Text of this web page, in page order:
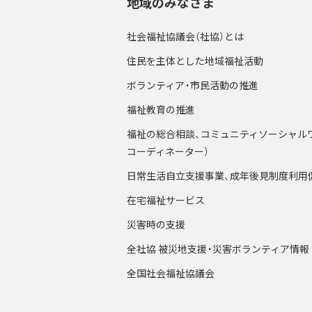
社会福祉協議会（社協）とは
住民を主体とした地域福祉活動
ボランティア・市民活動の推進
福祉教育の推進
福祉の総合相談、コミュニティソーシャル
コーディネーター）
日常生活自立支援事業、成年後見制度利用
在宅福祉サービス
災害時の支援
全社協 被災地支援・災害ボランティア情報
全国社会福祉協議会